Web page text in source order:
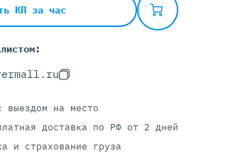
Huawei Ascend
КП за час
выездом на место
доставка по РФ от 2 дней
и страхование груза